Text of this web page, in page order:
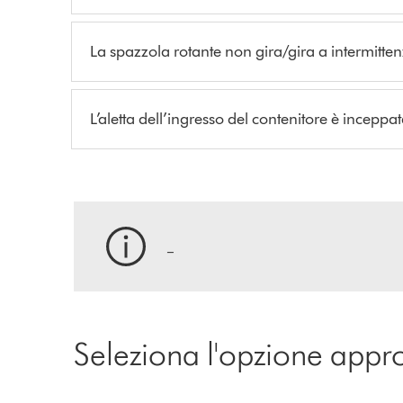
La spazzola rotante non gira/gira a
L’aletta dell’ingresso del contenitore è
Seleziona l'opzione